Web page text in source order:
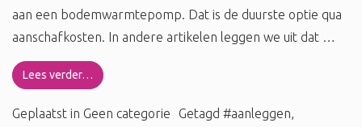
aan een bodemwarmtepomp. Dat is de duurste optie qua
aanschafkosten. In andere artikelen leggen we uit dat …
Lees verder…
Geplaatst in Geen categorie Getagd #aanleggen,